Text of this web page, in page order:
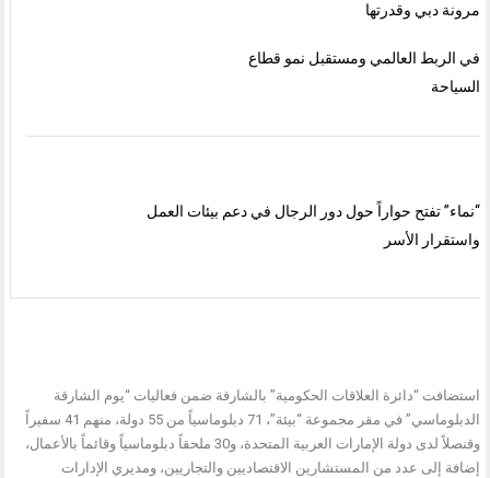
مرونة دبي وقدرتها
في الربط العالمي ومستقبل نمو قطاع
السياحة
“نماء” تفتح حواراً حول دور الرجال في دعم بيئات العمل
واستقرار الأسر
استضافت “دائرة العلاقات الحكومية” بالشارقة ضمن فعاليات “يوم الشارقة
الدبلوماسي” في مقر مجموعة “بيئة”، 71 دبلوماسياً من 55 دولة، منهم 41 سفيراً
وقنصلاً لدى دولة الإمارات العربية المتحدة، و30 ملحقاً دبلوماسياً وقائماً بالأعمال،
إضافة إلى عدد من المستشارين الاقتصاديين والتجاريين، ومديري الإدارات